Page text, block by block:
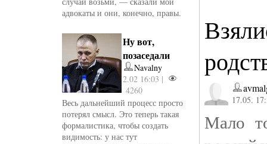
адвокаты и они, конечно, правы.
Ну вот,
позаседали
Navalny
2.02 16:03 |
4260
Весь дальнейший процесс просто
потерял смысл. Это теперь такая
формалистика, чтобы создать
видимость: у нас тут
17.05.
Мало